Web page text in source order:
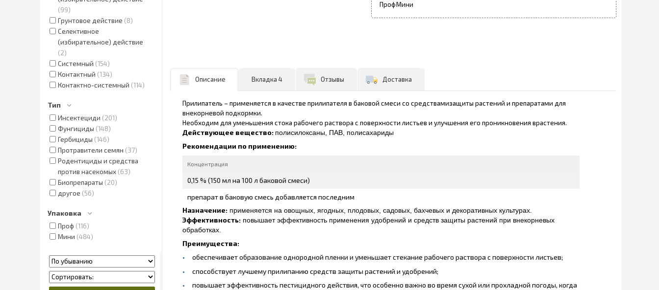
99
Грунтовое действие
8
Селективное
(избирательное) действие
2
Системный 154
Контактный 134
Контактно-системный 114
Тип
Инсектециди
201
Фунгициды 148
Гербициды 146
Протравители семян
37
Родентициды и средства
против насекомых 63
Биопрепараты
20
другое
56
Упаковка
Проф 116
Мини 484
ПрофМини
Описание Вкладка 4 Отзывы Доставка
Прилипатель – применяется в качестве прилипателя в баковой смеси со средствамизащиты растений и препаратами для
внекорневой подкормки.
Необходим для уменьшения стока рабочего раствора с поверхности листьев и улучшения его проникновения врастения.
Действующее вещество: полисилоксаны, ПАВ, полисахариды
Рекомендации по применению:
Концентрация
0,15 % (150 мл на 100 л баковой смеси)
препарат в баковую смесь добавляется последним
Назначение: применяется на овощных, ягодных, плодовых, садовых, бахчевых и декоративных культурах.
Эффективность: повышает эффективность применения удобрений и средств защиты растений при внекорневых
обработках.
Преимущества:
обеспечивает образование однородной пленки и уменьшает стекание рабочего раствора с поверхности листьев;
способствует лучшему прилипанию средств защиты растений и удобрений;
повышает эффективность пестицидного действия, что особенно важно во время сухой или прохладной погоды, когда